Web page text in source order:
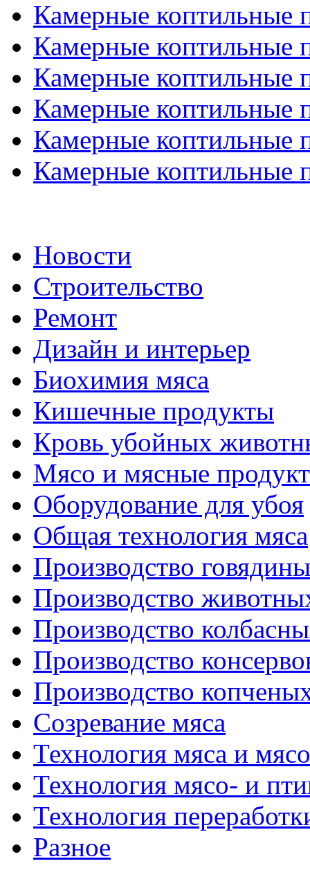
Камерные коптильные
Камерные коптильные
Камерные коптильные
Камерные коптильные
Камерные коптильные
Камерные коптильные
Новости
Строительство
Ремонт
Дизайн и интерьер
Биохимия мяса
Кишечные продукты
Кровь убойных
Мясо и мясные
Оборудование для убоя
Общая технология мяса
Производство говядины
Производство
Производство
Производство
Производство
Созревание мяса
Технология мяса и
Технология мясо- и
Технология
Разное